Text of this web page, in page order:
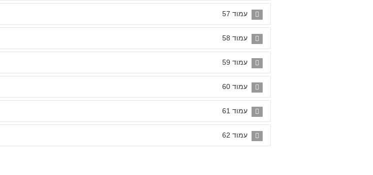
עמוד 57
עמוד 58
עמוד 59
עמוד 60
עמוד 61
עמוד 62